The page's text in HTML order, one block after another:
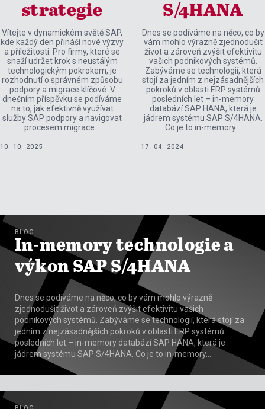
strategie
Vítejte v dynamickém světě SAP,
kde každý den přináší nové výzvy
a příležitosti. Pro firmy, které se
snaží udržet krok s neustálým
technologickým pokrokem, je
rozhodnutí o správném způsobu
podpory a migrace klíčové. V
dnešním příspěvku se podíváme
na to, jak efektivně využívat
služby SAP podpory a navigovat
procesem migrace…
10. 10. 2025
S/4HANA
Dnes se podíváme na něco, co by
vám mohlo výrazně zjednodušit
život a zároveň zvýšit efektivitu
vašich podnikových systémů.
Zabýváme se technologií, která
stojí za jedním z nejzásadnějších
pokroků v oblasti ERP systémů
posledních let – in-memory
databází SAP HANA, která je
jádrem systému SAP S/4HANA.
Co je to in-memory…
17. 04. 2024
BLOG
In-memory technologie a
výkon SAP S/4HANA
Dnes se podíváme na něco, co by vám mohlo výrazně
zjednodušit život a zároveň zvýšit efektivitu vašich
podnikových systémů. Zabýváme se technologií, která stojí za
jedním z nejzásadnějších pokroků v oblasti ERP systémů
posledních let – in-memory databází SAP HANA, která je
jádrem systému SAP S/4HANA. Co je to in-memory…